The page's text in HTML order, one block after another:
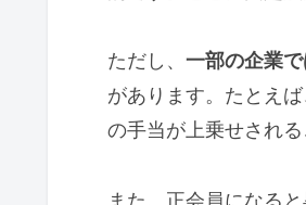
ただし、 一部の企業
があります。たとえ
の手当が上乗せされる
また、正会員になる